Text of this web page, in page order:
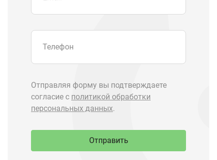
Запчасти Урал
Запчасти Камаз
Спецпредложения